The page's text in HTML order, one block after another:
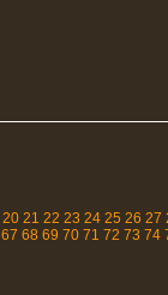
20 21 22 23 24 25 26 27
67 68 69 70 71 72 73 74